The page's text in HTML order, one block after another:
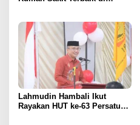
Lahmudin Hambali Ikut
Rayakan HUT ke-63 Persatuan